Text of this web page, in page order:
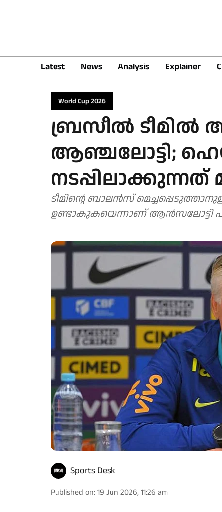
Latest News Analysis Explainer
World Cup 2026
ബ്രസീൽ ടീമിൽ
ആഞ്ചലോട്ടി;
നടപ്പിലാക്കുന്നത്
ടീമിന്റെ ബാലൻസ്
ഉണ്ടാകുകയെന്നാണ് ആൻസലോട്ടി
Sports Desk
Published on:19 Jun 2026, 11:26 am